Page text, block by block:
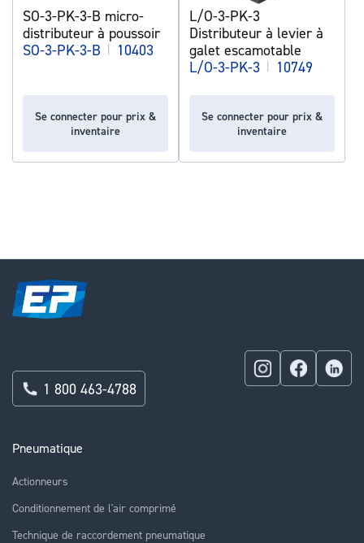
SO-3-PK-3-B micro-
distributeur à poussoir
SO-3-PK-3-B | 10403
Se connecter pour prix &
inventaire
L/O-3-PK-3
Distributeur à levier à
galet escamotable
L/O-3-PK-3 | 10749
Se connecter pour prix &
inventaire
Pneumatique
Actionneurs
Conditionnement de l'air comprimé
Technique de raccordement pneumatique
1 800 463-4788